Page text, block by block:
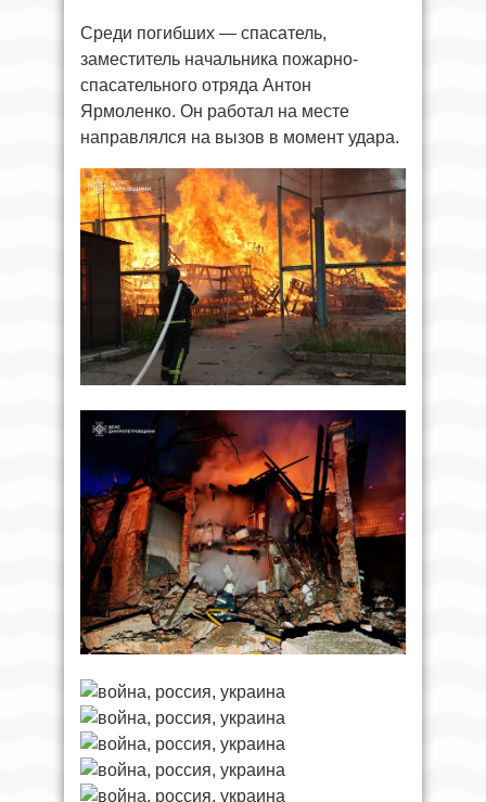
Среди погибших — спасатель,
заместитель начальника пожарно-
спасательного отряда Антон
Ярмоленко. Он работал на месте
направлялся на вызов в момент удара.